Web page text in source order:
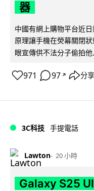
器
中國有網上購物平台近
原理讓手機在熒幕關閉
眼宣傳供不法分子偷拍
971 97 ↗ 分享
3C科技 手提電話
Lawton 20 小時
Galaxy S25